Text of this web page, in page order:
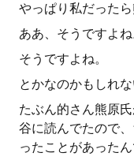
やっぱり私だったら
ああ、そうですよね
そうですよね。
とかなのかもしれな
たぶん的さん熊原
谷に読んでたので
ったことがあったん